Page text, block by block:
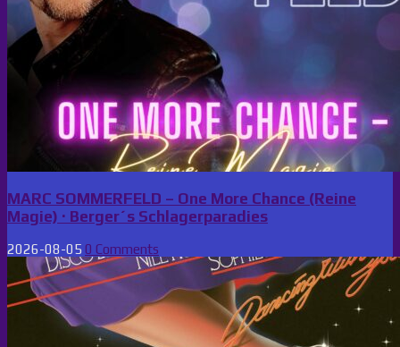
MARC SOMMERFELD – One More Chance (Reine
Magie) · Berger´s Schlagerparadies
2026-08-05 0 Comments